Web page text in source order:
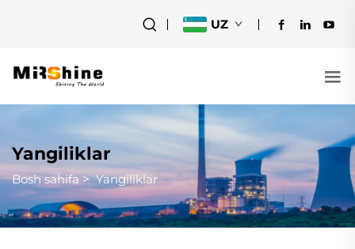
UZ
Yangiliklar
Bosh sahifa>Yangiliklar